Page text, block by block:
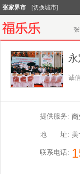
张家界市 [切换城市]
诚
提供服务: 商
地 址: 美
联系电话: